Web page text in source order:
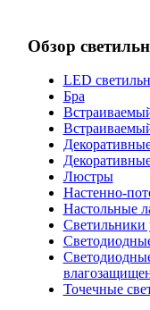
Обзор
LED
Бра
Люстры
Настенно-
Настольные
Светильники
Точечные